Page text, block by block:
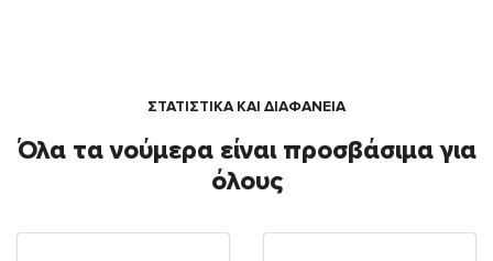
ΣΤΑΤΙΣΤΙΚΑ ΚΑΙ ΔΙΑΦΑΝΕΙΑ
Όλα τα νούμερα είναι προσβάσιμα για
όλους